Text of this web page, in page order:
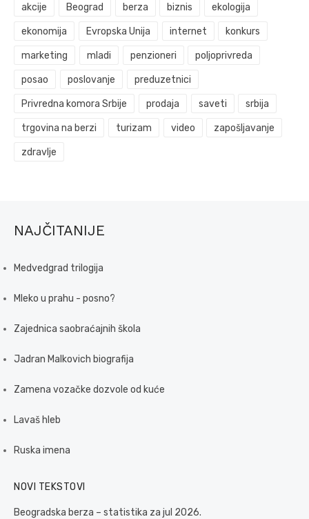
akcije Beograd berza biznis ekologija
ekonomija Evropska Unija internet konkurs
marketing mladi penzioneri poljoprivreda
posao poslovanje preduzetnici
Privredna komora Srbije prodaja saveti srbija
trgovina na berzi turizam video zapošljavanje
zdravlje
NAJČITANIJE
Medvedgrad trilogija
Mleko u prahu - posno?
Zajednica saobraćajnih škola
Jadran Malkovich biografija
Zamena vozačke dozvole od kuće
Lavaš hleb
Ruska imena
NOVI TEKSTOVI
Beogradska berza – statistika za jul 2026.